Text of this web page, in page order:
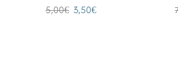
5,00€ 3,50€